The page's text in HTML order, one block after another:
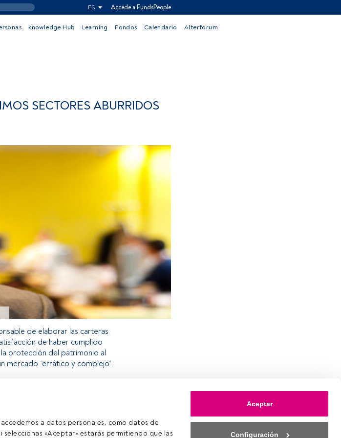
accedemos a datos personales, como datos de
«Aceptar» estarás permitiendo que las
Aceptar
Configuración
ES Accede a FundsPeople
knowledge Hub Learning Fondos Calendario Alterforum
SECTORES ABURRIDOS
de elaborar las carteras
de haber cumplido
protección del patrimonio al
mercado “errático y complejo”,
aún no tienes cuenta, te
que ofrece FundsPeople.